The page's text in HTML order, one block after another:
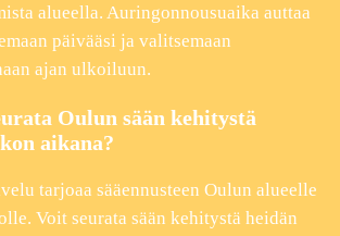
alueella. Auringonnousuaika auttaa
päivääsi ja valitsemaan
ajan ulkoiluun.
Oulun sään kehitystä
aikana?
tarjoaa sääennusteen Oulun alueelle
Voit seurata sään kehitystä heidän